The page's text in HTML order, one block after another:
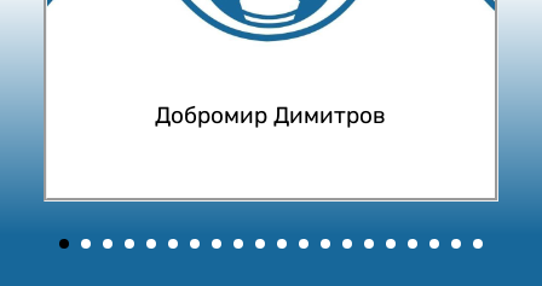
Добромир Димитров